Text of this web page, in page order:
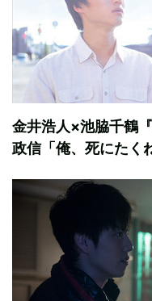
金井浩人×池脇千鶴
政信「俺、死にたく